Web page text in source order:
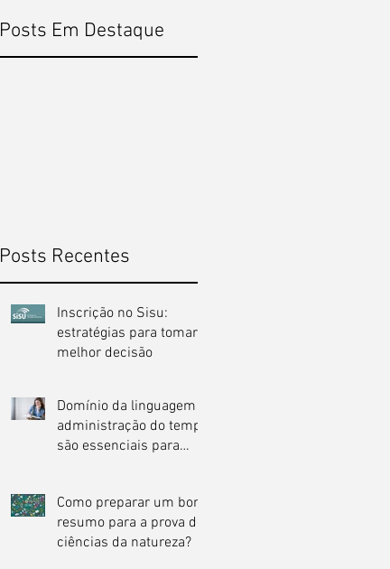
Posts Em Destaque
Posts Recentes
Inscrição no Sisu:
estratégias para tomar a
melhor decisão
Domínio da linguagem e
administração do tempo
são essenciais para
Como preparar um bom
resumo para a prova de
ciências da natureza?